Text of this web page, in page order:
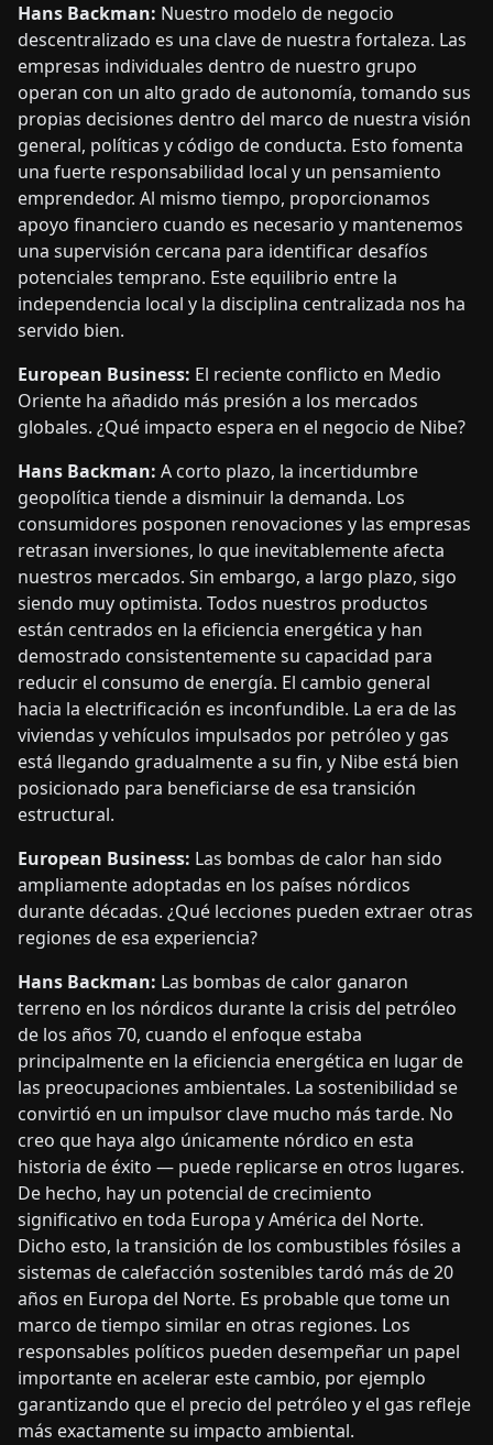
Hans Backman: Nuestro modelo de negocio
descentralizado es una clave de nuestra fortaleza. Las
empresas individuales dentro de nuestro grupo
operan con un alto grado de autonomía, tomando sus
propias decisiones dentro del marco de nuestra visión
general, políticas y código de conducta. Esto fomenta
una fuerte responsabilidad local y un pensamiento
emprendedor. Al mismo tiempo, proporcionamos
apoyo financiero cuando es necesario y mantenemos
una supervisión cercana para identificar desafíos
potenciales temprano. Este equilibrio entre la
independencia local y la disciplina centralizada nos ha
servido bien.
European Business: El reciente conflicto en Medio
Oriente ha añadido más presión a los mercados
globales. ¿Qué impacto espera en el negocio de Nibe?
Hans Backman: A corto plazo, la incertidumbre
geopolítica tiende a disminuir la demanda. Los
consumidores posponen renovaciones y las empresas
retrasan inversiones, lo que inevitablemente afecta
nuestros mercados. Sin embargo, a largo plazo, sigo
siendo muy optimista. Todos nuestros productos
están centrados en la eficiencia energética y han
demostrado consistentemente su capacidad para
reducir el consumo de energía. El cambio general
hacia la electrificación es inconfundible. La era de las
viviendas y vehículos impulsados por petróleo y gas
está llegando gradualmente a su fin, y Nibe está bien
posicionado para beneficiarse de esa transición
estructural.
European Business: Las bombas de calor han sido
ampliamente adoptadas en los países nórdicos
durante décadas. ¿Qué lecciones pueden extraer otras
regiones de esa experiencia?
Hans Backman: Las bombas de calor ganaron
terreno en los nórdicos durante la crisis del petróleo
de los años 70, cuando el enfoque estaba
principalmente en la eficiencia energética en lugar de
las preocupaciones ambientales. La sostenibilidad se
convirtió en un impulsor clave mucho más tarde. No
creo que haya algo únicamente nórdico en esta
historia de éxito — puede replicarse en otros lugares.
De hecho, hay un potencial de crecimiento
significativo en toda Europa y América del Norte.
Dicho esto, la transición de los combustibles fósiles a
sistemas de calefacción sostenibles tardó más de 20
años en Europa del Norte. Es probable que tome un
marco de tiempo similar en otras regiones. Los
responsables políticos pueden desempeñar un papel
importante en acelerar este cambio, por ejemplo
garantizando que el precio del petróleo y el gas refleje
más exactamente su impacto ambiental.